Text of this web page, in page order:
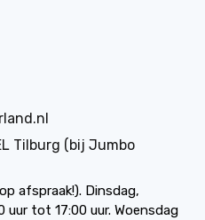
Tilburg (bij Jumbo
afspraak!). Dinsdag,
uur tot 17:00 uur. Woensdag